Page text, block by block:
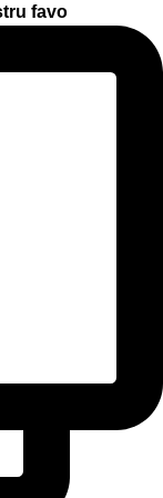
favo